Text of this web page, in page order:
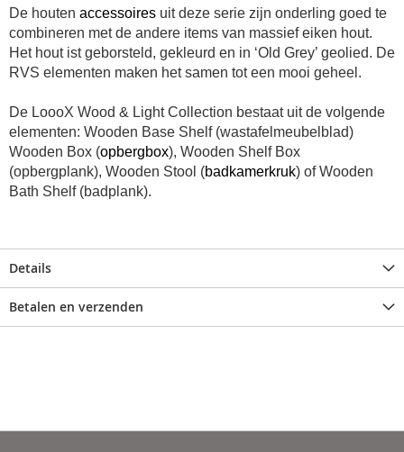
De houten accessoires uit deze serie zijn onderling goed te
combineren met de andere items van massief eiken hout.
Het hout ist geborsteld, gekleurd en in ‘Old Grey’ geolied. De
RVS elementen maken het samen tot een mooi geheel.
De LoooX Wood & Light Collection bestaat uit de volgende
elementen: Wooden Base Shelf (wastafelmeubelblad)
Wooden Box (opbergbox), Wooden Shelf Box
(opbergplank), Wooden Stool (badkamerkruk) of Wooden
Bath Shelf (badplank).
Details
Betalen en verzenden